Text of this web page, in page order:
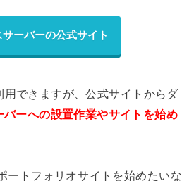
サーバーの公式サイト
できますが、公式サイトからダ
バーへの設置作業やサイトを始め
ートフォリオサイトを始めたいな